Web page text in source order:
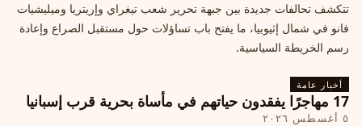
تتكشف تحالفات جديدة بين جبهة تحرير شعب تيغراي وإريتريا وميليشيات
فانو في شمال إثيوبيا، ما يفتح باب تساؤلات حول مستقبل الصراع وإعادة
رسم الخريطة السياسية.
أخبار عامة
17 مهاجرًا يفقدون حياتهم في مأساة بحرية قرب إسبانيا
٥ أغسطس ٢٠٢٦